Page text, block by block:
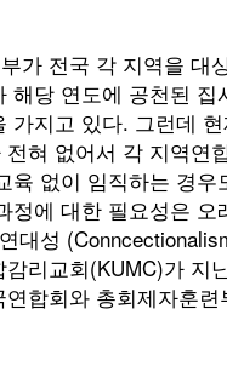
가 전국 각 지역을 대
해당 연도에 공천된
가지고 있다. 그런데
혀 없어서 각 지역연
육 없이 임직하는 경
정에 대한 필요성은
대성
감리교회(KUMC)가 지
합회와 총회제자훈